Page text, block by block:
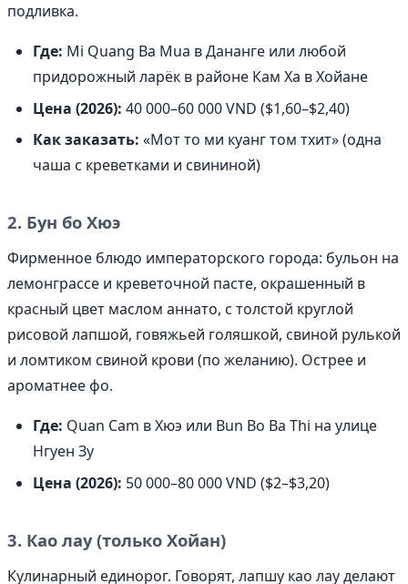
подливка.
Где: Mi Quang Ba Mua в Дананге или любой
придорожный ларёк в районе Кам Ха в Хойане
Цена (2026): 40 000–60 000 VND ($1,60–$2,40)
Как заказать: «Мот то ми куанг том тхит» (одна
чаша с креветками и свининой)
2. Бун бо Хюэ
Фирменное блюдо императорского города: бульон на
лемонграссе и креветочной пасте, окрашенный в
красный цвет маслом аннато, с толстой круглой
рисовой лапшой, говяжьей голяшкой, свиной рулькой
и ломтиком свиной крови (по желанию). Острее и
ароматнее фо.
Где: Quan Cam в Хюэ или Bun Bo Ba Thi на улице
Нгуен Зу
Цена (2026): 50 000–80 000 VND ($2–$3,20)
3. Као лау (только Хойан)
Кулинарный единорог. Говорят, лапшу као лау делают